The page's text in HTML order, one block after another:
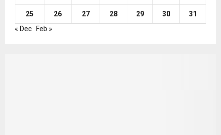
25 26 27 28 29 30
31
« Dec
Feb »